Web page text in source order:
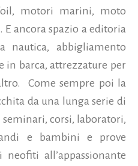
motori marini, moto
ancora spazio a editoria
nautica, abbigliamento
in barca, attrezzature per
Come sempre poi la
da una lunga serie di
corsi, laboratori,
e bambini e prove
all’appassionante